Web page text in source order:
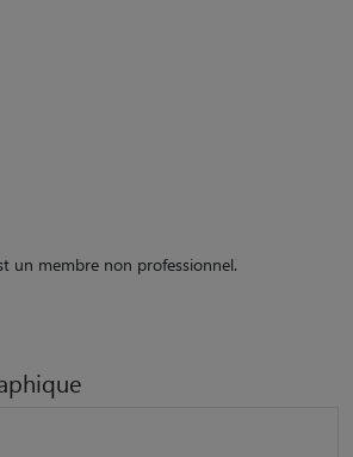
un membre non professionnel.